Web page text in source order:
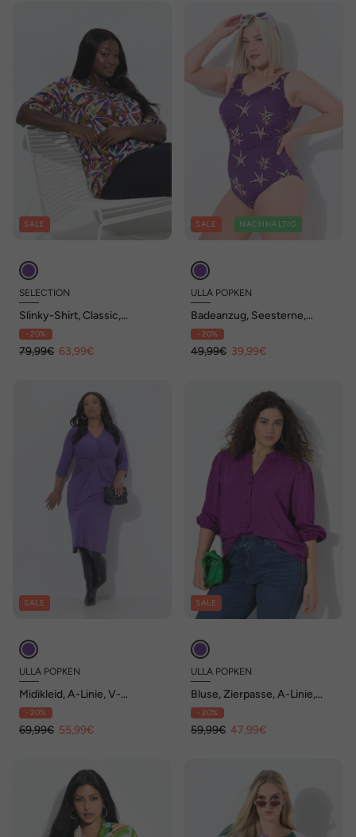
SALE
SELECTION
Slinky-Shirt, Classic,
Herzausschnitt, Halbarm
- 20%
79,99€ 63,99€
SALE NACHHALTIG
ULLA POPKEN
Badeanzug, Seesterne,
Softcups, V-Ausschnitt
- 20%
49,99€ 39,99€
SALE
ULLA POPKEN
Midikleid, A-Linie, V-
Ausschnitt, 3/4-Arm,
Taschen
- 20%
69,99€ 55,99€
SALE
ULLA POPKEN
Bluse, Zierpasse, A-Linie,
Tunika-Ausschnitt, Langarm
- 20%
59,99€ 47,99€